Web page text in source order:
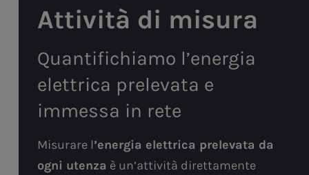
Attività di misura
Quantifichiamo l’energia
elettrica prelevata e
immessa in rete
Misurare l’energia elettrica prelevata da
ogni utenza è un’attività direttamente